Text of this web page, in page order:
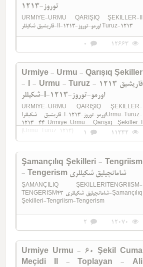
توروز-1213
URMIYE-URMU QARIŞIQ ŞEKILLER-II
قاریشیق شکیللر-II-اورمو-توروز-1213 Turuz-1213
12663
0
Urmiye - Urmu - Qarışıq Şekiller
- I - Urmu - Turuz - 1213 قاریشیق
شکیللر-I-اورمو-توروز-1213
URMIYE-URMU QARIŞIQ ŞEKILLER-
Iقاریشیق شکیللر-I-اورمو-توروز-1213Urmu-Turuz-
1213 44-Urmiye-Urmu- Qarışıq Şekiller-I
11332
1
Şamançılıq Şekilleri - Tengriism
- Tengerism شامانچیلیق شکیللری
ŞAMANÇILIQ ŞEKILLERITENGRIISM-
TENGERISMشامانچیلیق شکیللری 43-Şamançılıq
Şekilleri-Tengriism-Tengerism
12070
2
Urmiye Urmu - 60 Şekil Cuma
Meçidi II - Toplayan - Ali